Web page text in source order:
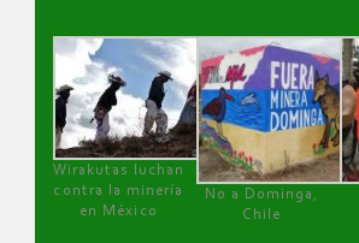
Wirakutas luchan
contra la minería
en México
No a Dominga,
Chile